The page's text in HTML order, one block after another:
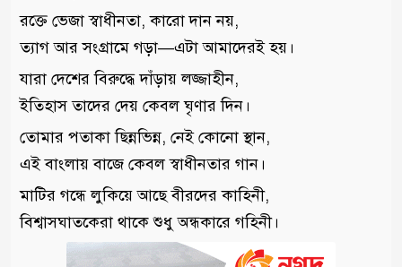
রক্তে ভেজা স্বাধীনতা, কারো দান নয়,
ত্যাগ আর সংগ্রামে গড়া—এটা আমাদেরই হয়।
যারা দেশের বিরুদ্ধে দাঁড়ায় লজ্জাহীন,
ইতিহাস তাদের দেয় কেবল ঘৃণার দিন।
তোমার পতাকা ছিন্নভিন্ন, নেই কোনো স্থান,
এই বাংলায় বাজে কেবল স্বাধীনতার গান।
মাটির গন্ধে লুকিয়ে আছে বীরদের কাহিনী,
বিশ্বাসঘাতকেরা থাকে শুধু অন্ধকারে গহিনী।